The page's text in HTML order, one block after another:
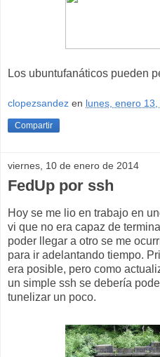
Los ubuntufanáticos pueden
clopezsandez en lunes, enero
Compartir
viernes, 10 de enero de 2014
FedUp por ssh
Hoy se me lio en trabajo en
vi que no era capaz de
poder llegar a otro se me
para ir adelantando tiempo.
era posible, pero como
un simple ssh se debería
tunelizar un poco.